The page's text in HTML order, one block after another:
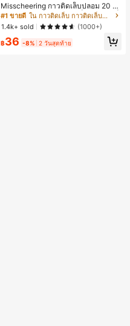
Misscheering กาวติดเล็บปลอม 20 กรั
ม แรงยึดสูง เจลสติกเกอร์เล็บนุ่ม แห้งเร็
ว เหมาะสำหรับผู้เริ่มต้นทำเล็บ ติดทนน
าน
#1 ขายดี
ใน กาวติดเล็บ กาวติดเล็บและสารยึดติด
1.4k+ sold
(1000+)
฿36 -8% 2 วันสุดท้าย